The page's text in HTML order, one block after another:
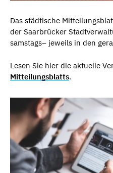
Das städtische
der Saarbrücker
samstags– jeweils in den
Lesen Sie hier die aktuelle
Mitteilungsblatts.